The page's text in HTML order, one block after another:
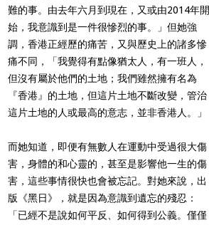
難的事。由去年六月到現在，又或由2014年開
始，我意識到是一件很慘烈的事。」但她強
調，香港正經歷的痛苦，又與歷史上的諸多慘
痛不同，「我覺得有點像猶太人，有一班人，
但沒有屬於他們的土地；我們雖然擁有名為
『香港』的土地，但這片土地不斷改變，管治
這片土地的人或最高的意志，並非香港人。」
而她知道，即便有無數人在運動中受過很大傷
害，身體的和心靈的，甚至是影響他一生的傷
害，這些事情很快也會被忘記。對她來說，出
版《黑日》，就是因為意識到遺忘的殘忍：
「已經不是說如何平反、如何得到公義。僅僅